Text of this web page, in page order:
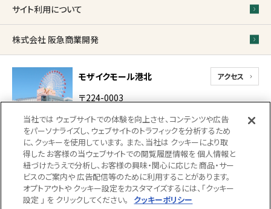
サイト利用について
株式会社 阪急商業開発
モザイクモール港北 アクセス
〒224-0003
中川中央1-31-1-2
代表電話
0570-022-317（受付 10時 〜 18時）
18時以降、館内での落とし物・忘れ物のお問い合
わせにつきましては045-914-2710（防災センタ
ー）までご連絡ください。（受付22時まで）
当社では ウェブサイトでの体験を向上させ、コンテンツや広告
をパーソナライズし、ウェブサイトのトラフィックを分析するため
に、クッキーを使用しています。 また、当社は クッキーにより取
得した お客様の当ウェブサイトでの閲覧履歴情報を 個人情報と
紐づけたうえで分析し、お客様の興味・関心に応じた 商品・サー
ビスのご案内や 広告配信等のために利用することがあります。
オプトアウトや クッキー設定をカスタマイズするには、「クッキー
設定 」 を クリックしてください。
クッキーポリシー